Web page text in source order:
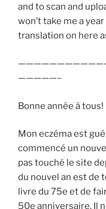
and to scan and
won’t take me a
translation on here
—————–
Bonne année à tous!
Mon eczéma est
commencé un
pas touché le site
du nouvel an est de
livre du 75e et de
50e anniversaire. Il